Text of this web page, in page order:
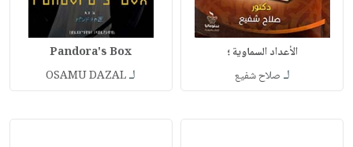
الأعداد السماوية ؛
لـ صلاح شفيع
Pandora's Box
لـOSAMU DAZAL